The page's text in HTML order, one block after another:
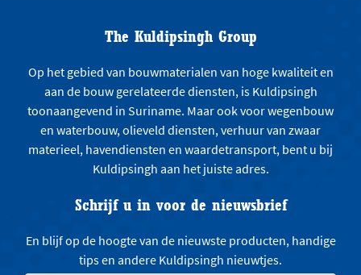
The Kuldipsingh Group
Op het gebied van bouwmaterialen van hoge kwaliteit en
aan de bouw gerelateerde diensten, is Kuldipsingh
toonaangevend in Suriname. Maar ook voor wegenbouw
en waterbouw, olieveld diensten, verhuur van zwaar
materieel, havendiensten en waardetransport, bent u bij
Kuldipsingh aan het juiste adres.
Schrijf u in voor de nieuwsbrief
En blijf op de hoogte van de nieuwste producten, handige
tips en andere Kuldipsingh nieuwtjes.